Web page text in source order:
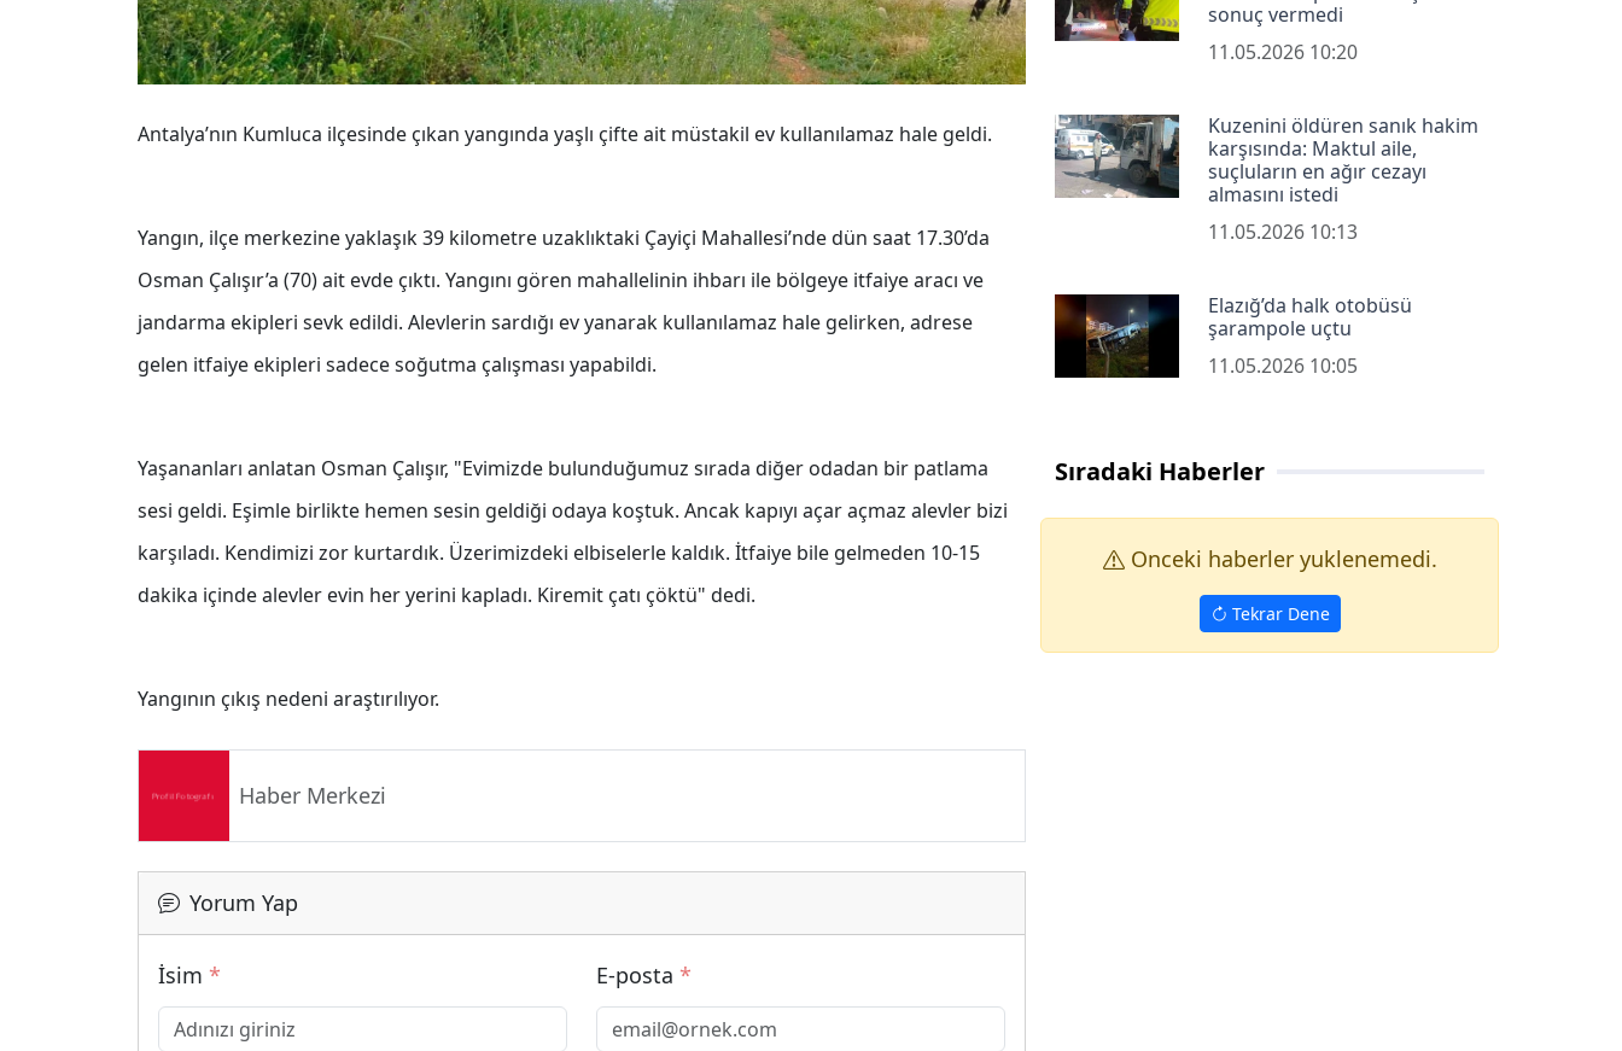
Antalya’nın Kumluca ilçesinde çıkan yangında yaşlı çifte ait müstakil ev kullanılamaz hale geldi.
Yangın, ilçe merkezine yaklaşık 39 kilometre uzaklıktaki Çayiçi Mahallesi’nde dün saat 17.30’da
Osman Çalışır’a (70) ait evde çıktı. Yangını gören mahallelinin ihbarı ile bölgeye itfaiye aracı ve
jandarma ekipleri sevk edildi. Alevlerin sardığı ev yanarak kullanılamaz hale gelirken, adrese
gelen itfaiye ekipleri sadece soğutma çalışması yapabildi.
Yaşananları anlatan Osman Çalışır, "Evimizde bulunduğumuz sırada diğer odadan bir patlama
sesi geldi. Eşimle birlikte hemen sesin geldiği odaya koştuk. Ancak kapıyı açar açmaz alevler bizi
karşıladı. Kendimizi zor kurtardık. Üzerimizdeki elbiselerle kaldık. İtfaiye bile gelmeden 10-15
dakika içinde alevler evin her yerini kapladı. Kiremit çatı çöktü" dedi.
Yangının çıkış nedeni araştırılıyor.
Haber Merkezi
Yorum Yap
İsim * E-posta *
sonuç vermedi
11.05.2026 10:20
Kuzenini öldüren sanık hakim
karşısında: Maktul aile,
suçluların en ağır cezayı
almasını istedi
11.05.2026 10:13
Elazığ’da halk otobüsü
şarampole uçtu
11.05.2026 10:05
Sıradaki Haberler
Onceki haberler yuklenemedi.
Tekrar Dene